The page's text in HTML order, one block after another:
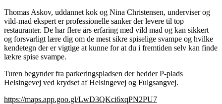
Thomas Askov, uddannet kok og Nina Christensen, underviser og
vild-mad ekspert er professionelle sanker der levere til top
restauranter. De har flere års erfaring med vild mad og kan sikkert
og forsvarligt lære dig om de mest sikre spiselige svampe og hvilke
kendetegn der er vigtige at kunne for at du i fremtiden selv kan finde
lækre spise svampe.
Turen begynder fra parkeringspladsen der hedder P-plads
Helsingevej ved krydset af Helsingevej og Fulgsangvej.
https://maps.app.goo.gl/LwD3QKci6xqPN2PU7